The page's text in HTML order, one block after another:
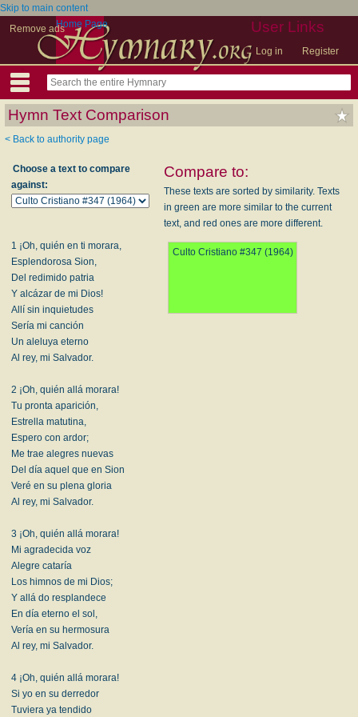
Skip to main content
Remove ads
User Links
Log in Register
Home Page
Hymn Text Comparison
< Back to authority page
Choose a text to compare
against:
Compare to:
These texts are sorted by similarity. Texts
in green are more similar to the current
text, and red ones are more different.
1 ¡Oh, quién en ti morara,
Esplendorosa Sion,
Del redimido patria
Y alcázar de mi Dios!
Allí sin inquietudes
Sería mi canción
Un aleluya eterno
Al rey, mi Salvador.
2 ¡Oh, quién allá morara!
Tu pronta aparición,
Estrella matutina,
Espero con ardor;
Me trae alegres nuevas
Del día aquel que en Sion
Veré en su plena gloria
Al rey, mi Salvador.
3 ¡Oh, quién allá morara!
Mi agradecida voz
Alegre cataría
Los himnos de mi Dios;
Y allá do resplandece
En día eterno el sol,
Vería en su hermosura
Al rey, mi Salvador.
4 ¡Oh, quién allá morara!
Si yo en su derredor
Tuviera ya tendido
Culto Cristiano #347 (1964)